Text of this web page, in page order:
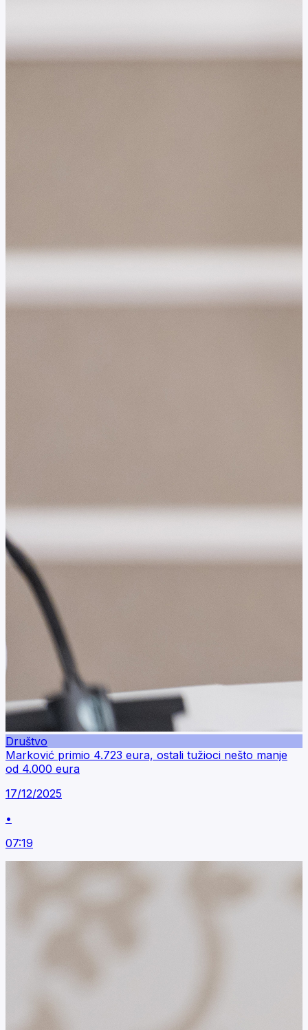
Društvo
Marković primio 4.723 eura, ostali tužioci nešto manje
od 4.000 eura
17/12/2025
•
07:19